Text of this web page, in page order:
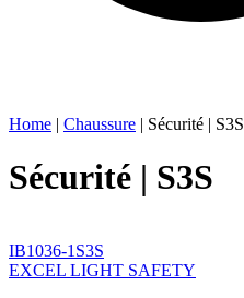
Home | Chaussure | Sécurité | S3S
Sécurité | S3S
IB1036-1S3S
EXCEL LIGHT SAFETY